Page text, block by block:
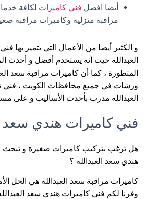
أيضا افضل فني كاميرات لكافة
مراقبة منزلية وكاميرات مراقبة
و الكثير أيضا من الأعمال التي يتميز بها
العبدالله حيث أنه يستخدم أفضل و أحدث
المتطورة ، كما أن كاميرات مراقبة سعد
ورشات في جميع محافظات الكويت ، فني
العبدالله مدرب بأحدث الأساليب و على
فني كاميرات هندي سعد
هل ترغب بتركيب كاميرات صغيرة و
هندي سعد العبدالله ؟
كاميرات مراقبة سعد العبدالله هي الحل
وفرنا لكم فني كاميرات هندي سعد